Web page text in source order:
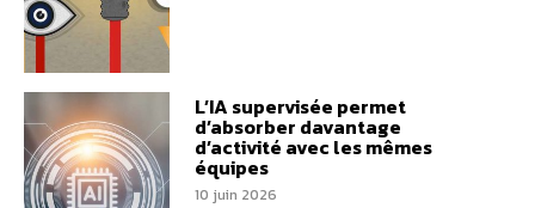
L’IA supervisée permet
d’absorber davantage
d’activité avec les mêmes
équipes
10 juin 2026